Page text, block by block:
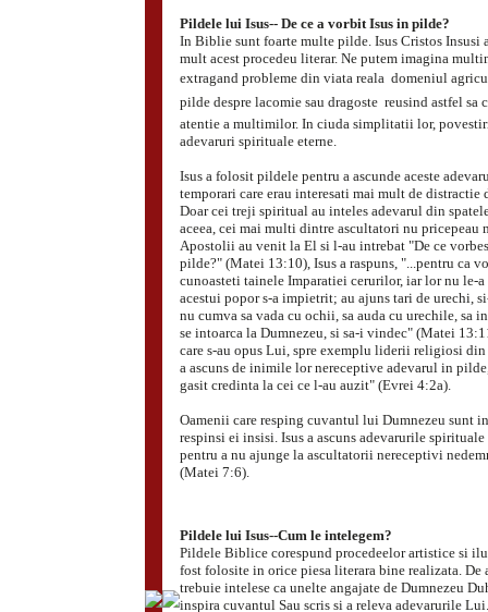
Pildele lui Isus-- De ce a vorbit Isus in pilde?
In Biblie sunt foarte multe pilde. Isus Cristos Insusi
mult acest procedeu literar. Ne putem imagina
extragand probleme din viata reala  domeniul
pilde despre lacomie sau dragoste  reusind astfel sa
atentie a multimilor. In ciuda simplitatii lor,
adevaruri spirituale eterne.
Isus a folosit pildele pentru a ascunde aceste
temporari care erau interesati mai mult de distractie
Doar cei treji spiritual au inteles adevarul din
aceea, cei mai multi dintre ascultatori nu pricepeau
Apostolii au venit la El si l-au intrebat "De ce
pilde?" (Matei 13:10), Isus a raspuns, "...pentru ca
cunoasteti tainele Imparatiei cerurilor, iar lor nu le-
acestui popor s-a impietrit; au ajuns tari de urechi,
nu cumva sa vada cu ochii, sa auda cu urechile, sa
se intoarca la Dumnezeu, si sa-i vindec" (Matei
care s-au opus Lui, spre exemplu liderii religiosi din
a ascuns de inimile lor nereceptive adevarul in
gasit credinta la cei ce l-au auzit" (Evrei 4:2a).
Oamenii care resping cuvantul lui Dumnezeu sunt
respinsi ei insisi. Isus a ascuns adevarurile
pentru a nu ajunge la ascultatorii nereceptivi
(Matei 7:6).
Pildele lui Isus--Cum le intelegem?
Pildele Biblice corespund procedeelor artistice si
fost folosite in orice piesa literara bine realizata. De
trebuie intelese ca unelte angajate de Dumnezeu
inspira cuvantul Sau scris si a releva adevarurile